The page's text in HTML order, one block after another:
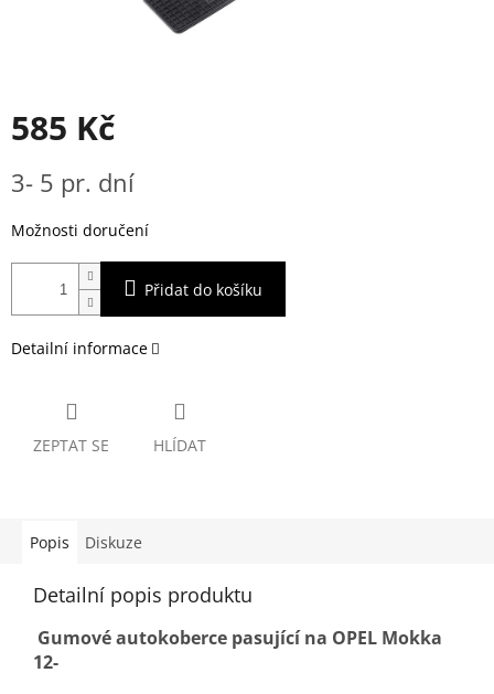
585 Kč
cena:
3- 5 pr. dní
Možnosti doručení
Přidat do košíku
Detailní informace
ZEPTAT SE HLÍDAT
Popis Diskuze
Detailní popis produktu
Gumové autokoberce pasující na OPEL Mokka
12-